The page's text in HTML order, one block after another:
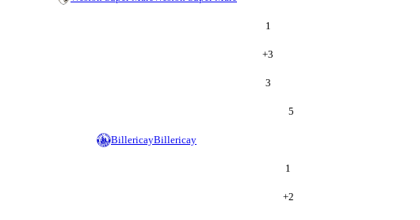
1
+3
3
5
BillericayBillericay
1
+2